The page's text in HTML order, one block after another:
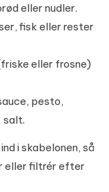
eller nudler.
fisk eller rester
eller frosne)
pesto,
salt.
i skabelonen, så
eller filtrér efter